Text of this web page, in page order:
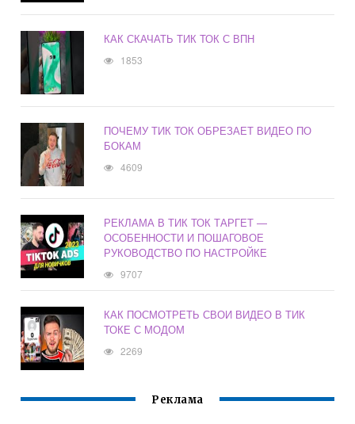
КАК СКАЧАТЬ ТИК ТОК С ВПН
1853
ПОЧЕМУ ТИК ТОК ОБРЕЗАЕТ ВИДЕО ПО
БОКАМ
4609
РЕКЛАМА В ТИК ТОК ТАРГЕТ —
ОСОБЕННОСТИ И ПОШАГОВОЕ
РУКОВОДСТВО ПО НАСТРОЙКЕ
9707
КАК ПОСМОТРЕТЬ СВОИ ВИДЕО В ТИК
ТОКЕ С МОДОМ
2269
Реклама